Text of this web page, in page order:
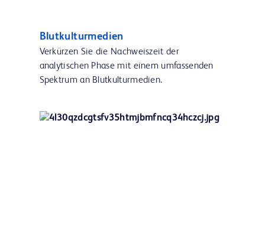
Blutkulturmedien
Verkürzen Sie die Nachweiszeit der
analytischen Phase mit einem umfassenden
Spektrum an Blutkulturmedien.